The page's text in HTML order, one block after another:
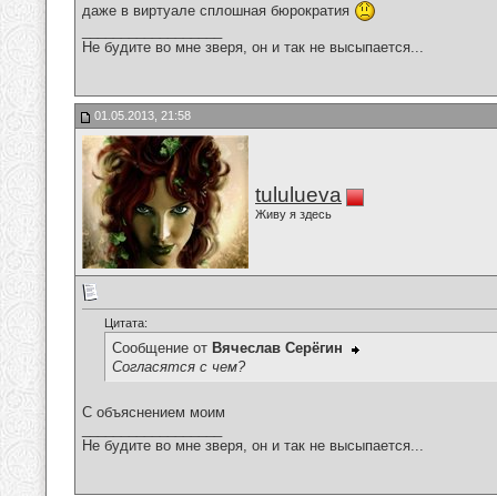
даже в виртуале сплошная бюрократия
Не будите во мне зверя, он и так не высыпается...
01.05.2013, 21:58
tululueva
Живу я здесь
Цитата:
Сообщение от Вячеслав Серёгин
Согласятся с чем?
С объяснением моим
Не будите во мне зверя, он и так не высыпается...